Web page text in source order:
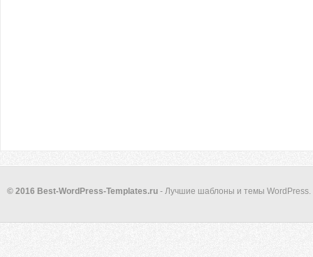
© 2016 Best-WordPress-Templates.ru - Лучшие шаблоны и темы